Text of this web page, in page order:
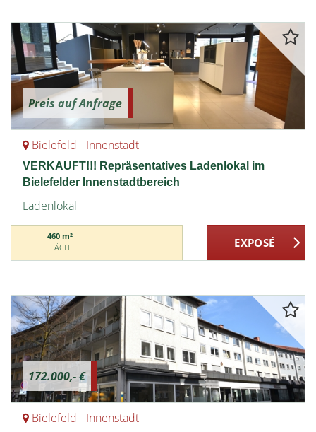
Preis auf Anfrage
Bielefeld - Innenstadt
VERKAUFT!!! Repräsentatives Ladenlokal im
Bielefelder Innenstadtbereich
Ladenlokal
460 m²
FLÄCHE
172.000,- €
Bielefeld - Innenstadt